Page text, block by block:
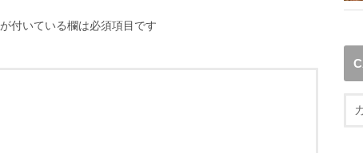
が付いている欄は必須項目です